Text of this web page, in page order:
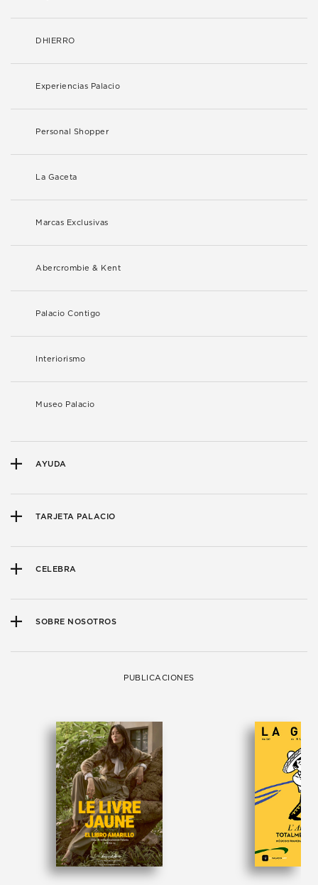
DHIERRO
Experiencias Palacio
Personal Shopper
La Gaceta
Marcas Exclusivas
Abercrombie & Kent
Palacio Contigo
Interiorismo
Museo Palacio
AYUDA
TARJETA PALACIO
CELEBRA
SOBRE NOSOTROS
PUBLICACIONES